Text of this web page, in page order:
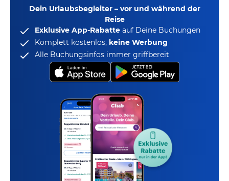
Dein Urlaubsbegleiter – vor und während der
Reise
Exklusive App-Rabatte auf Deine Buchungen
Komplett kostenlos, keine Werbung
Alle Buchungsinfos immer griffbereit